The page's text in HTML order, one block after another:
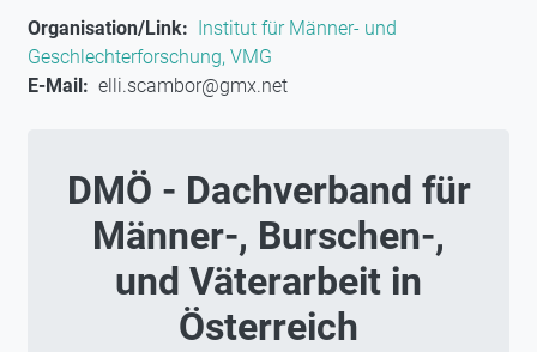
Organisation/Link
Institut für Männer- und
Geschlechterforschung, VMG
E-Mail
elli.scambor@gmx.net
DMÖ - Dachverband für
Männer-, Burschen-,
und Väterarbeit in
Österreich